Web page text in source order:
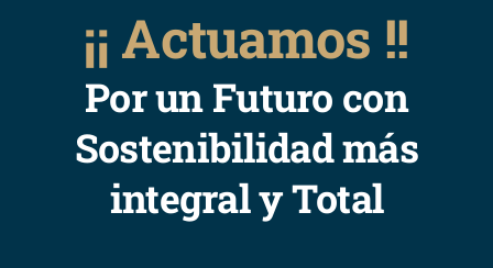
¡¡ Actuamos !!
Por un Futuro con
Sostenibilidad más
integral y Total